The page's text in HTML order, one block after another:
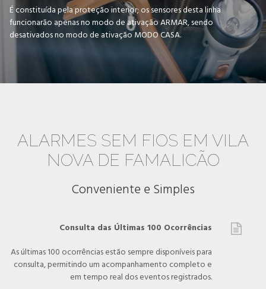
É constituída pela proteção interior; os sensores desta linha
funcionarão apenas no modo de ativação ARMAR, sendo
desativados no modo de ativação MODO CASA.
ALARMES SEM FIOS EM VILA
NOVA DE FAMALICÃO
Conveniente e Simples
Consulta das Últimas 100 Ocorrências
As últimas 100 ocorrências estão sempre disponíveis para
consulta, permitindo um acompanhamento completo e
em tempo real dos eventos registrados.
